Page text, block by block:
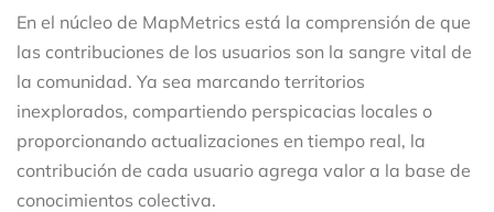
En el núcleo de MapMetrics está la comprensión de que
las contribuciones de los usuarios son la sangre vital de
la comunidad. Ya sea marcando territorios
inexplorados, compartiendo perspicacias locales o
proporcionando actualizaciones en tiempo real, la
contribución de cada usuario agrega valor a la base de
conocimientos colectiva.